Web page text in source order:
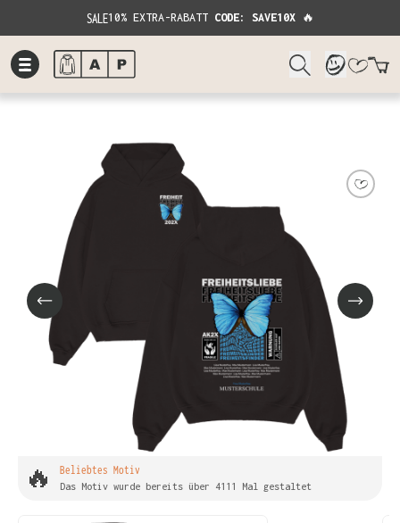
SALE10% EXTRA-RABATT CODE: SAVE10X🔥
🔥 Beliebtes Motiv
Das Motiv wurde bereits über 4111 Mal gestaltet